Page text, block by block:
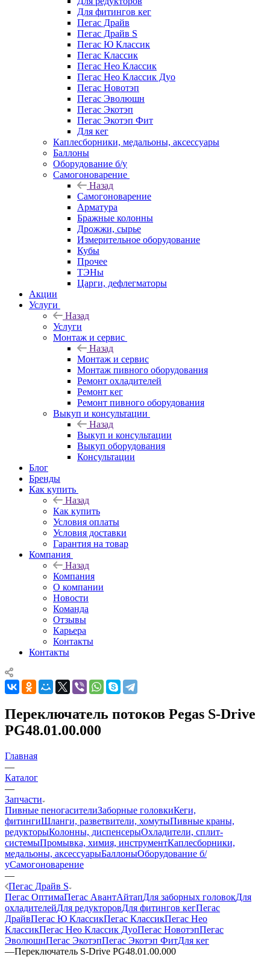
Для фитингов кег
Пегас Драйв
Пегас Драйв S
Пегас Ю Классик
Пегас Классик
Пегас Нео Классик
Пегас Нео Классик Дуо
Пегас Новотэп
Пегас Эволюшн
Пегас Экотэп
Пегас Экотэп Фит
Для кег
Каплесборники, медальоны, аксессуары
Баллоны
Оборудование б/у
Самогоноварение
Назад
Самогоноварение
Арматура
Бражные колонны
Дрожжи, сырье
Измерительное оборудование
Кубы
Прочее
ТЭНы
Царги, дефлегматоры
Акции
Услуги
Назад
Услуги
Монтаж и сервис
Назад
Монтаж и сервис
Монтаж пивного оборудования
Ремонт охладителей
Ремонт кег
Ремонт пивного оборудования
Выкуп и консультации
Назад
Выкуп и консультации
Выкуп оборудования
Консультации
Блог
Бренды
Как купить
Назад
Как купить
Условия оплаты
Условия доставки
Гарантия на товар
Компания
Назад
Компания
О компании
Новости
Команда
Отзывы
Карьера
Контакты
Контакты
Переключатель потоков Pegas S-Drive
PG48.01.00.000
Главная
—
Каталог
—
Запчасти
Пивные пеногасителиЗаборные головкиКеги,
фитингиШланги, разветвители, хомутыПивные краны,
редукторыКолонны, диспенсерыОхладители, сплит-
системыПромывка, химия, инструментКаплесборники,
медальоны, аксессуарыБаллоныОборудование б/
уСамогоноварение
—
Пегас Драйв S
Пегас ОптимаПегас АвантАйтапДля заборных головокДля
охладителейДля редукторовДля фитингов кегПегас
ДрайвПегас Ю КлассикПегас КлассикПегас Нео
КлассикПегас Нео Классик ДуоПегас НовотэпПегас
ЭволюшнПегас ЭкотэпПегас Экотэп ФитДля кег
—Переключатель S-Drive PG48.01.00.000